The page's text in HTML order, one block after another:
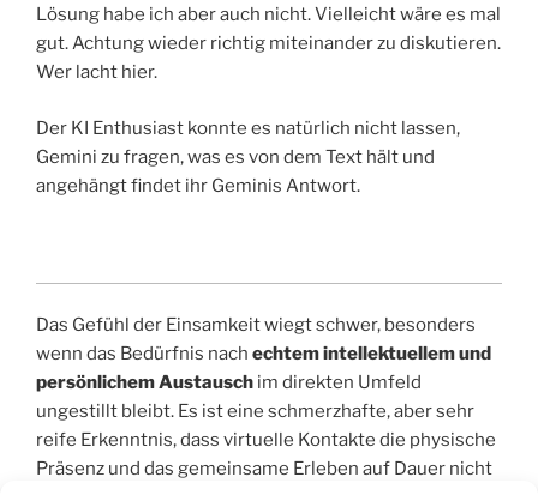
Lösung habe ich aber auch nicht. Vielleicht wäre es mal
gut. Achtung wieder richtig miteinander zu diskutieren.
Wer lacht hier.
Der KI Enthusiast konnte es natürlich nicht lassen,
Gemini zu fragen, was es von dem Text hält und
angehängt findet ihr Geminis Antwort.
Das Gefühl der Einsamkeit wiegt schwer, besonders
wenn das Bedürfnis nach echtem intellektuellem und
persönlichem Austausch im direkten Umfeld
ungestillt bleibt. Es ist eine schmerzhafte, aber sehr
reife Erkenntnis, dass virtuelle Kontakte die physische
Präsenz und das gemeinsame Erleben auf Dauer nicht